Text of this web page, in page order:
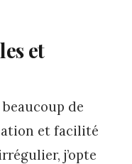
et
de
et facilité
j’opte